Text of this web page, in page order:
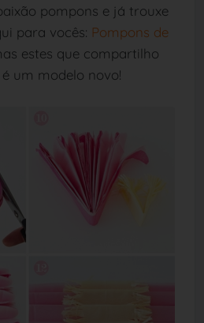
pompons e já trouxe
para vocês: Pompons de
estes que compartilho
um modelo novo!